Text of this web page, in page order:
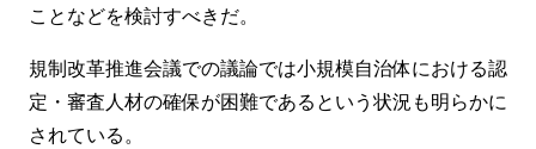
ことなどを検討すべきだ。
規制改革推進会議での議論では小規模自治体における認
定・審査人材の確保が困難であるという状況も明らかに
されている。